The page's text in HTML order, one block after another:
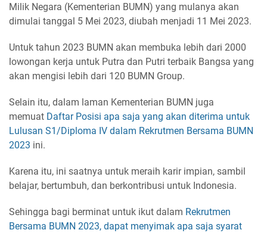
Milik Negara (Kementerian BUMN) yang mulanya akan
dimulai tanggal 5 Mei 2023, diubah menjadi 11 Mei 2023.
Untuk tahun 2023 BUMN akan membuka lebih dari 2000
lowongan kerja untuk Putra dan Putri terbaik Bangsa yang
akan mengisi lebih dari 120 BUMN Group.
Selain itu, dalam laman Kementerian BUMN juga
memuat Daftar Posisi apa saja yang akan diterima untuk
Lulusan S1/Diploma IV dalam Rekrutmen Bersama BUMN
2023 ini.
Karena itu, ini saatnya untuk meraih karir impian, sambil
belajar, bertumbuh, dan berkontribusi untuk Indonesia.
Sehingga bagi berminat untuk ikut dalam Rekrutmen
Bersama BUMN 2023, dapat menyimak apa saja syarat